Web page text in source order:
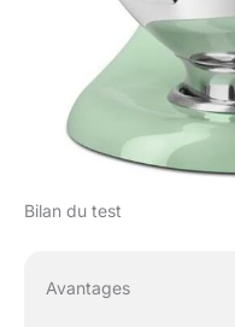
Bilan du test
Avantages